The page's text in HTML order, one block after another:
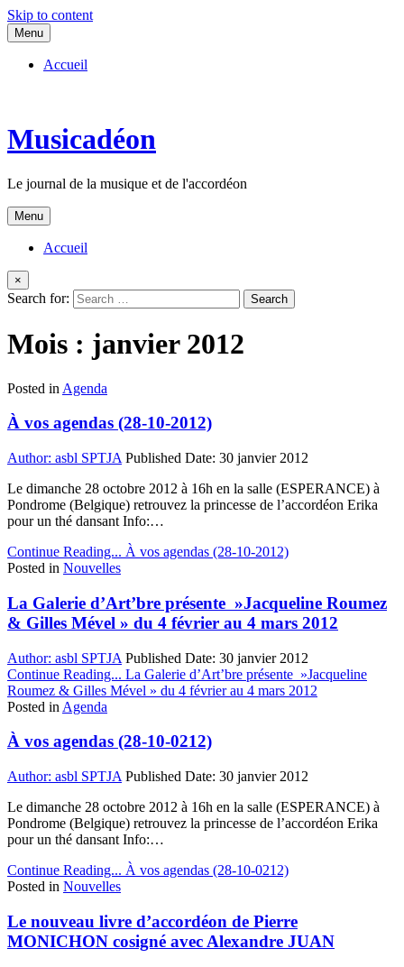
Skip to content
Menu
Accueil
Musicadéon
Le journal de la musique et de l'accordéon
Menu
Accueil
×
Search for:
Mois : janvier 2012
Posted in Agenda
À vos agendas (28-10-2012)
Author: asbl SPTJA Published Date: 30 janvier 2012
Le dimanche 28 octobre 2012 à 16h en la salle (ESPERANCE) à
Pondrome (Belgique) retrouvez la princesse de l’accordéon Erika
pour un thé dansant Info:…
Continue Reading... À vos agendas (28-10-2012)
Posted in Nouvelles
La Galerie d’Art’bre présente »Jacqueline Roumez
& Gilles Mével » du 4 février au 4 mars 2012
Author: asbl SPTJA Published Date: 30 janvier 2012
Continue Reading... La Galerie d’Art’bre présente »Jacqueline
Roumez & Gilles Mével » du 4 février au 4 mars 2012
Posted in Agenda
À vos agendas (28-10-0212)
Author: asbl SPTJA Published Date: 30 janvier 2012
Le dimanche 28 octobre 2012 à 16h en la salle (ESPERANCE) à
Pondrome (Belgique) retrouvez la princesse de l’accordéon Erika
pour un thé dansant Info:…
Continue Reading... À vos agendas (28-10-0212)
Posted in Nouvelles
Le nouveau livre d’accordéon de Pierre
MONICHON cosigné avec Alexandre JUAN